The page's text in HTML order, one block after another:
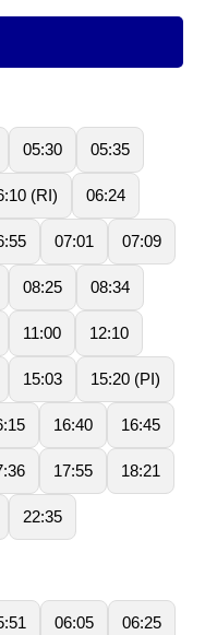
05:30 05:35
(RI) 06:24
07:01 07:09
08:25 08:34
11:00 12:10
15:03 15:20 (PI)
16:40 16:45
17:55 18:21
22:35
06:05 06:25